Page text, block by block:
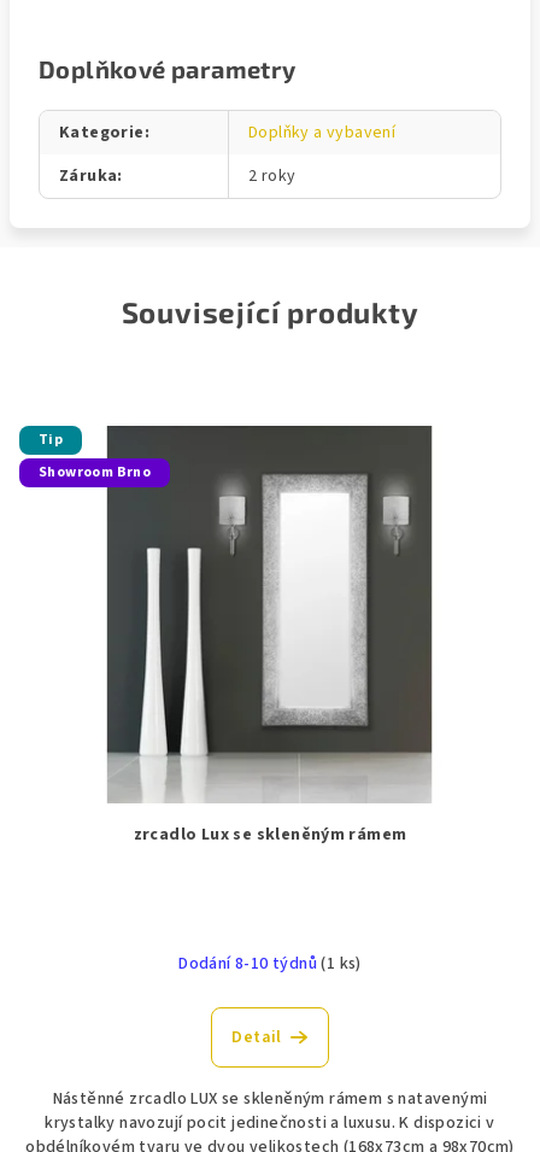
Doplňkové parametry
Kategorie:
Doplňky a vybavení
Záruka: 2 roky
Související produkty
Tip
Showroom Brno
zrcadlo Lux se skleněným rámem
Dodání 8-10 týdnů(1 ks)
Detail
Nástěnné zrcadlo LUX se skleněným rámem s natavenými
krystalky navozují pocit jedinečnosti a luxusu. K dispozici v
obdélníkovém tvaru ve dvou velikostech (168x73cm a 98x70cm)